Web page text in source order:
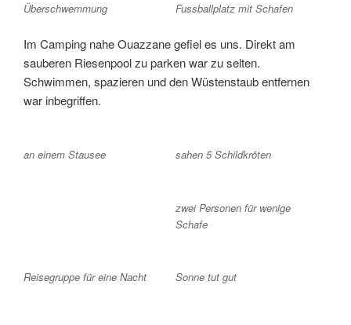
Überschwemmung Fussballplatz mit Schafen
Im Camping nahe Ouazzane gefiel es uns. Direkt am
sauberen Riesenpool zu parken war zu selten.
Schwimmen, spazieren und den Wüstenstaub entfernen
war inbegriffen.
an einem Stausee sahen 5 Schildkröten
zwei Personen für wenige
Schafe
Reisegruppe für eine Nacht Sonne tut gut